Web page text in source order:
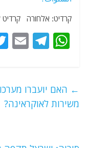
קרדיט: אלחורה קרדיט
W
s
A
T
g
ra
E
l ← האם יועברו
משירות לאוקראינה?